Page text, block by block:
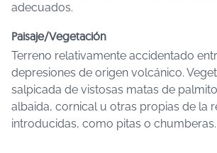
adecuados.
Paisaje/Vegetación
Terreno relativamente accidentado
depresiones de origen volcánico.
salpicada de vistosas matas de
albaida, cornical u otras propias de la
introducidas, como pitas o chumberas.